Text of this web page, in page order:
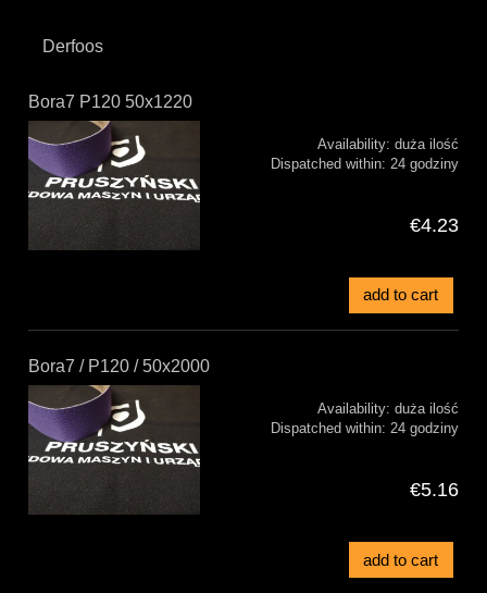
Derfoos
Bora7 P120 50x1220
Availability: duża ilość
Dispatched within: 24 godziny
€4.23
add to cart
Bora7 / P120 / 50x2000
Availability: duża ilość
Dispatched within: 24 godziny
€5.16
add to cart